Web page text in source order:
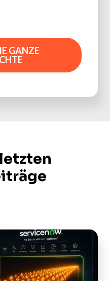
GANZE